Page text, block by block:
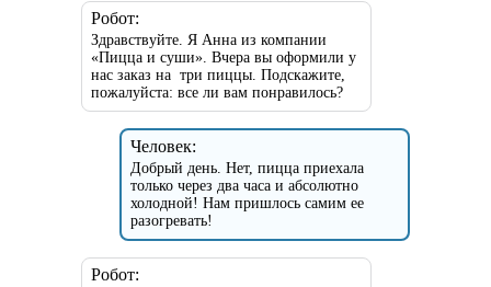
Робот:
Здравствуйте. Я Анна из компании
«Пицца и суши». Вчера вы оформили у
нас заказ на три пиццы. Подскажите,
пожалуйста: все ли вам понравилось?
Человек:
Добрый день. Нет, пицца приехала
только через два часа и абсолютно
холодной! Нам пришлось самим ее
разогревать!
Робот: